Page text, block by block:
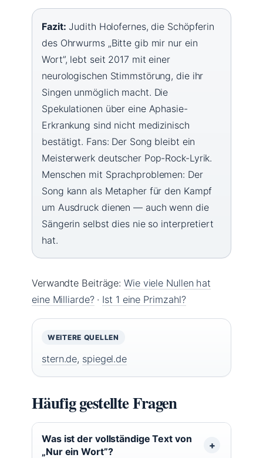
Fazit: Judith Holofernes, die Schöpferin
des Ohrwurms „Bitte gib mir nur ein
Wort”, lebt seit 2017 mit einer
neurologischen Stimmstörung, die ihr
Singen unmöglich macht. Die
Spekulationen über eine Aphasie-
Erkrankung sind nicht medizinisch
bestätigt. Fans: Der Song bleibt ein
Meisterwerk deutscher Pop-Rock-Lyrik.
Menschen mit Sprachproblemen: Der
Song kann als Metapher für den Kampf
um Ausdruck dienen — auch wenn die
Sängerin selbst dies nie so interpretiert
hat.
Verwandte Beiträge: Wie viele Nullen hat
eine Milliarde?· Ist 1 eine Primzahl?
WEITERE QUELLEN
stern.de, spiegel.de
Häufig gestellte Fragen
Was ist der vollständige Text von
„Nur ein Wort”?